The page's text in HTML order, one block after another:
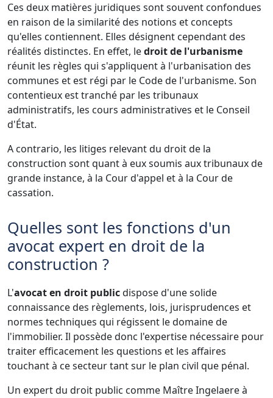
Ces deux matières juridiques sont souvent confondues
en raison de la similarité des notions et concepts
qu'elles contiennent. Elles désignent cependant des
réalités distinctes. En effet, ledroit de l'urbanisme
réunit les règles qui s'appliquent à l'urbanisation des
communes et est régi par le Code de l'urbanisme. Son
contentieux est tranché par les tribunaux
administratifs, les cours administratives et le Conseil
d'État.
A contrario, les litiges relevant du droit de la
construction sont quant à eux soumis aux tribunaux de
grande instance, à la Cour d'appel et à la Cour de
cassation.
Quelles sont les fonctions d'un
avocat expert en droit de la
construction ?
L'avocat en droit publicdispose d'une solide
connaissance des règlements, lois, jurisprudences et
normes techniques qui régissent le domaine de
l'immobilier. Il possède donc l'expertise nécessaire pour
traiter efficacement les questions et les affaires
touchant à ce secteur tant sur le plan civil que pénal.
Un expert du droit public comme Maître Ingelaere à